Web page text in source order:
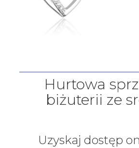
Hurtowa
biżuterii ze
Uzyskaj dostęp